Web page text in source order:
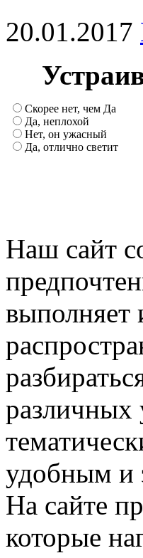
20.01.2017
Скорее нет, чем Да
Да, неплохой
Нет, он ужасный
Да, отлично светит
Наш сайт
выполняет
различных
удобным и
На сайте
которые